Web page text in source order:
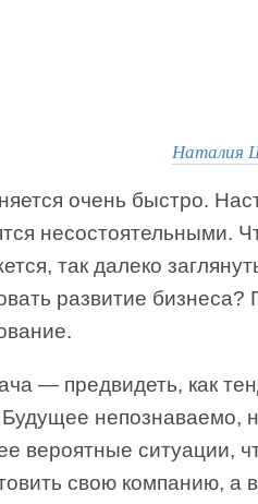
Наталия
очень быстро.
несостоятельными.
так далеко
развитие
— предвидеть, как
Будущее непознаваемо,
вероятные ситуации,
свою компанию, а